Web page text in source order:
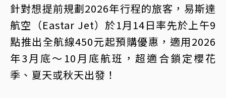
針對想提前規劃2026年行程的旅客，易斯達
航空（Eastar Jet）於1月14日率先於上午9
點推出全航線450元起預購優惠，適用2026
年3月底～10月底航班，超適合鎖定櫻花
季、夏天或秋天出發！